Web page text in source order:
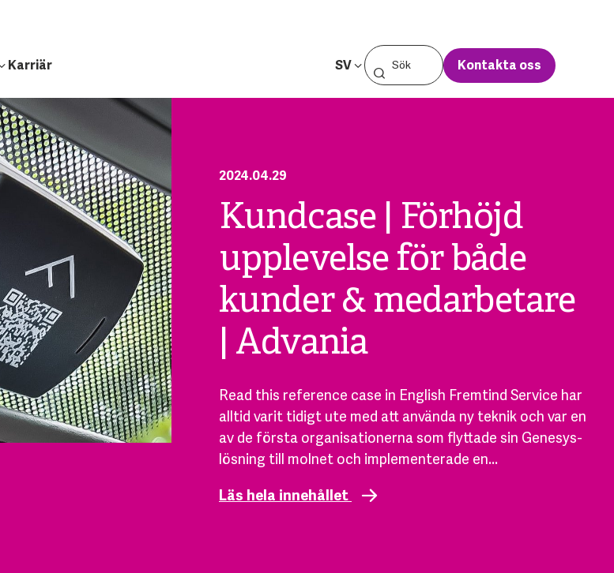
Karriär SV Kontakta oss
2024.04.29
Kundcase | Förhöjd
upplevelse för både
kunder & medarbetare
| Advania
Read this reference case in English Fremtind Service har
alltid varit tidigt ute med att använda ny teknik och var en
av de första organisationerna som flyttade sin Genesys-
lösning till molnet och implementerade en...
Läs hela innehållet